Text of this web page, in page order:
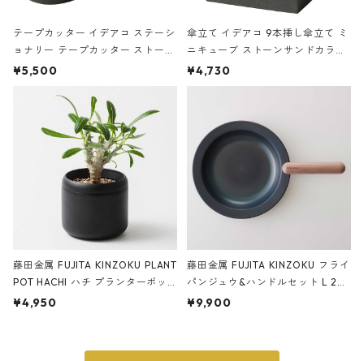
テープカッター イデアコ ステーシ
ョナリー テープカッター ストーン
サンドカラー 石調 ideaco Station
¥5,500
傘立て イデアコ 9本挿し傘立て ミ
ニキューブ ストーンサンドカラー
石調 ideaco Umbrella Stand CUB
E ストーンサンドブラック
¥4,730
藤田金属 FUJITA KINZOKU PLANT
POT HACHI ハチ プランターポッ
ト 3号 ブラック
¥4,950
藤田金属 FUJITA KINZOKU フライ
パンジュウ&ハンドルセット L 24c
m ガス火・IH対応 鉄フライパン
¥9,900